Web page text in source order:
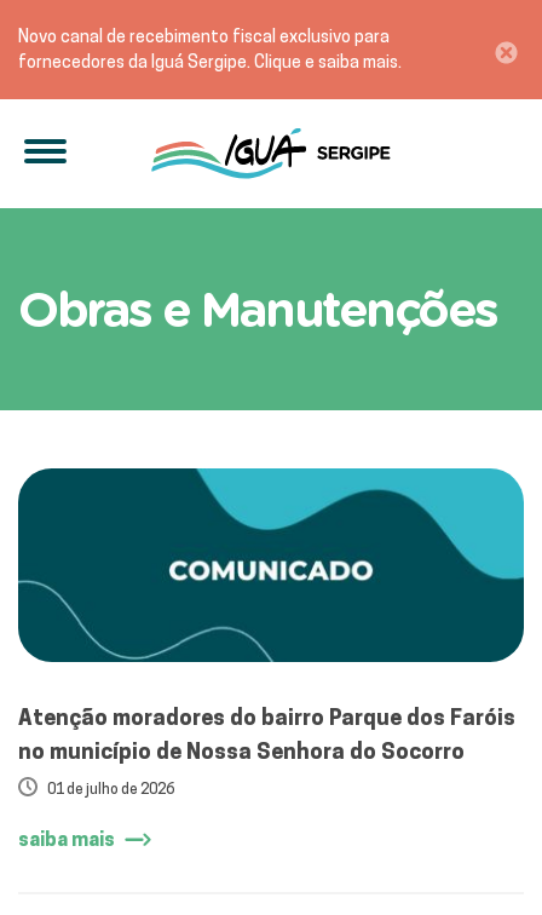
Novo canal de recebimento fiscal exclusivo para
fornecedores da Iguá Sergipe. Clique e saiba mais.
Obras e Manutenções
Atenção moradores do bairro Parque dos Faróis
no município de Nossa Senhora do Socorro
01 de julho de 2026
saiba mais